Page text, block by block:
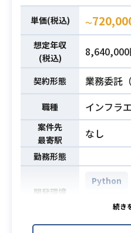
業務内容
ただきま
・システ
GitLab/
・運用シ
ューティ
・データ
・本番環
（AWS：
・作業マ
ル英語化
・課題管
・AWS開
・Oracle
単価(税込) 〜
想定年収
(税込)
8,640,000
契約形態 業務委託
職種 インフラ
案件先
最寄駅
なし
勤務形態
開発環境
Python
AWS VPC